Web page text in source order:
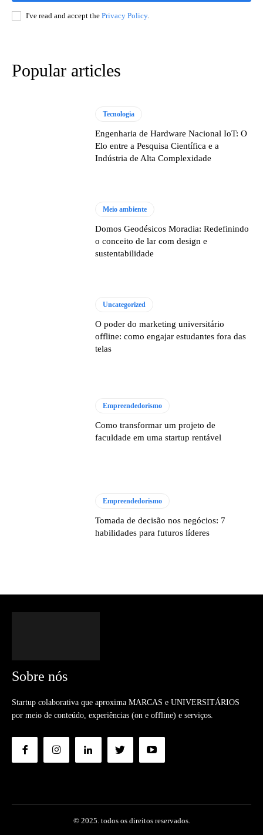
I've read and accept the Privacy Policy.
Popular articles
Tecnologia
Engenharia de Hardware Nacional IoT: O
Elo entre a Pesquisa Científica e a
Indústria de Alta Complexidade
Meio ambiente
Domos Geodésicos Moradia: Redefinindo
o conceito de lar com design e
sustentabilidade
Uncategorized
O poder do marketing universitário
offline: como engajar estudantes fora das
telas
Empreendedorismo
Como transformar um projeto de
faculdade em uma startup rentável
Empreendedorismo
Tomada de decisão nos negócios: 7
habilidades para futuros líderes
Sobre nós
Startup colaborativa que aproxima MARCAS e UNIVERSITÁRIOS
por meio de conteúdo, experiências (on e offline) e serviços.
© 2025. todos os direitos reservados.